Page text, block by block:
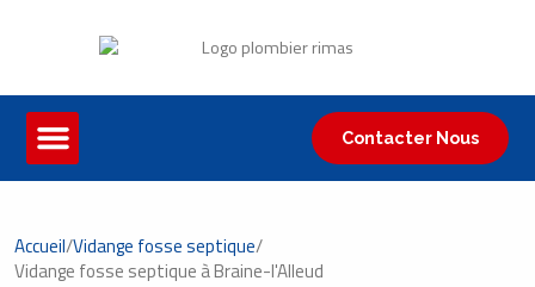
Contacter Nous
Accueil/Vidange fosse septique/
Vidange fosse septique à Braine-l'Alleud